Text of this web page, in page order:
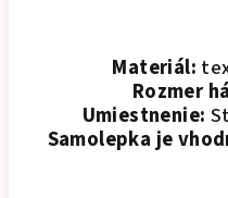
Materiál:
Rozmer
Umiestnenie:
Samolepka je